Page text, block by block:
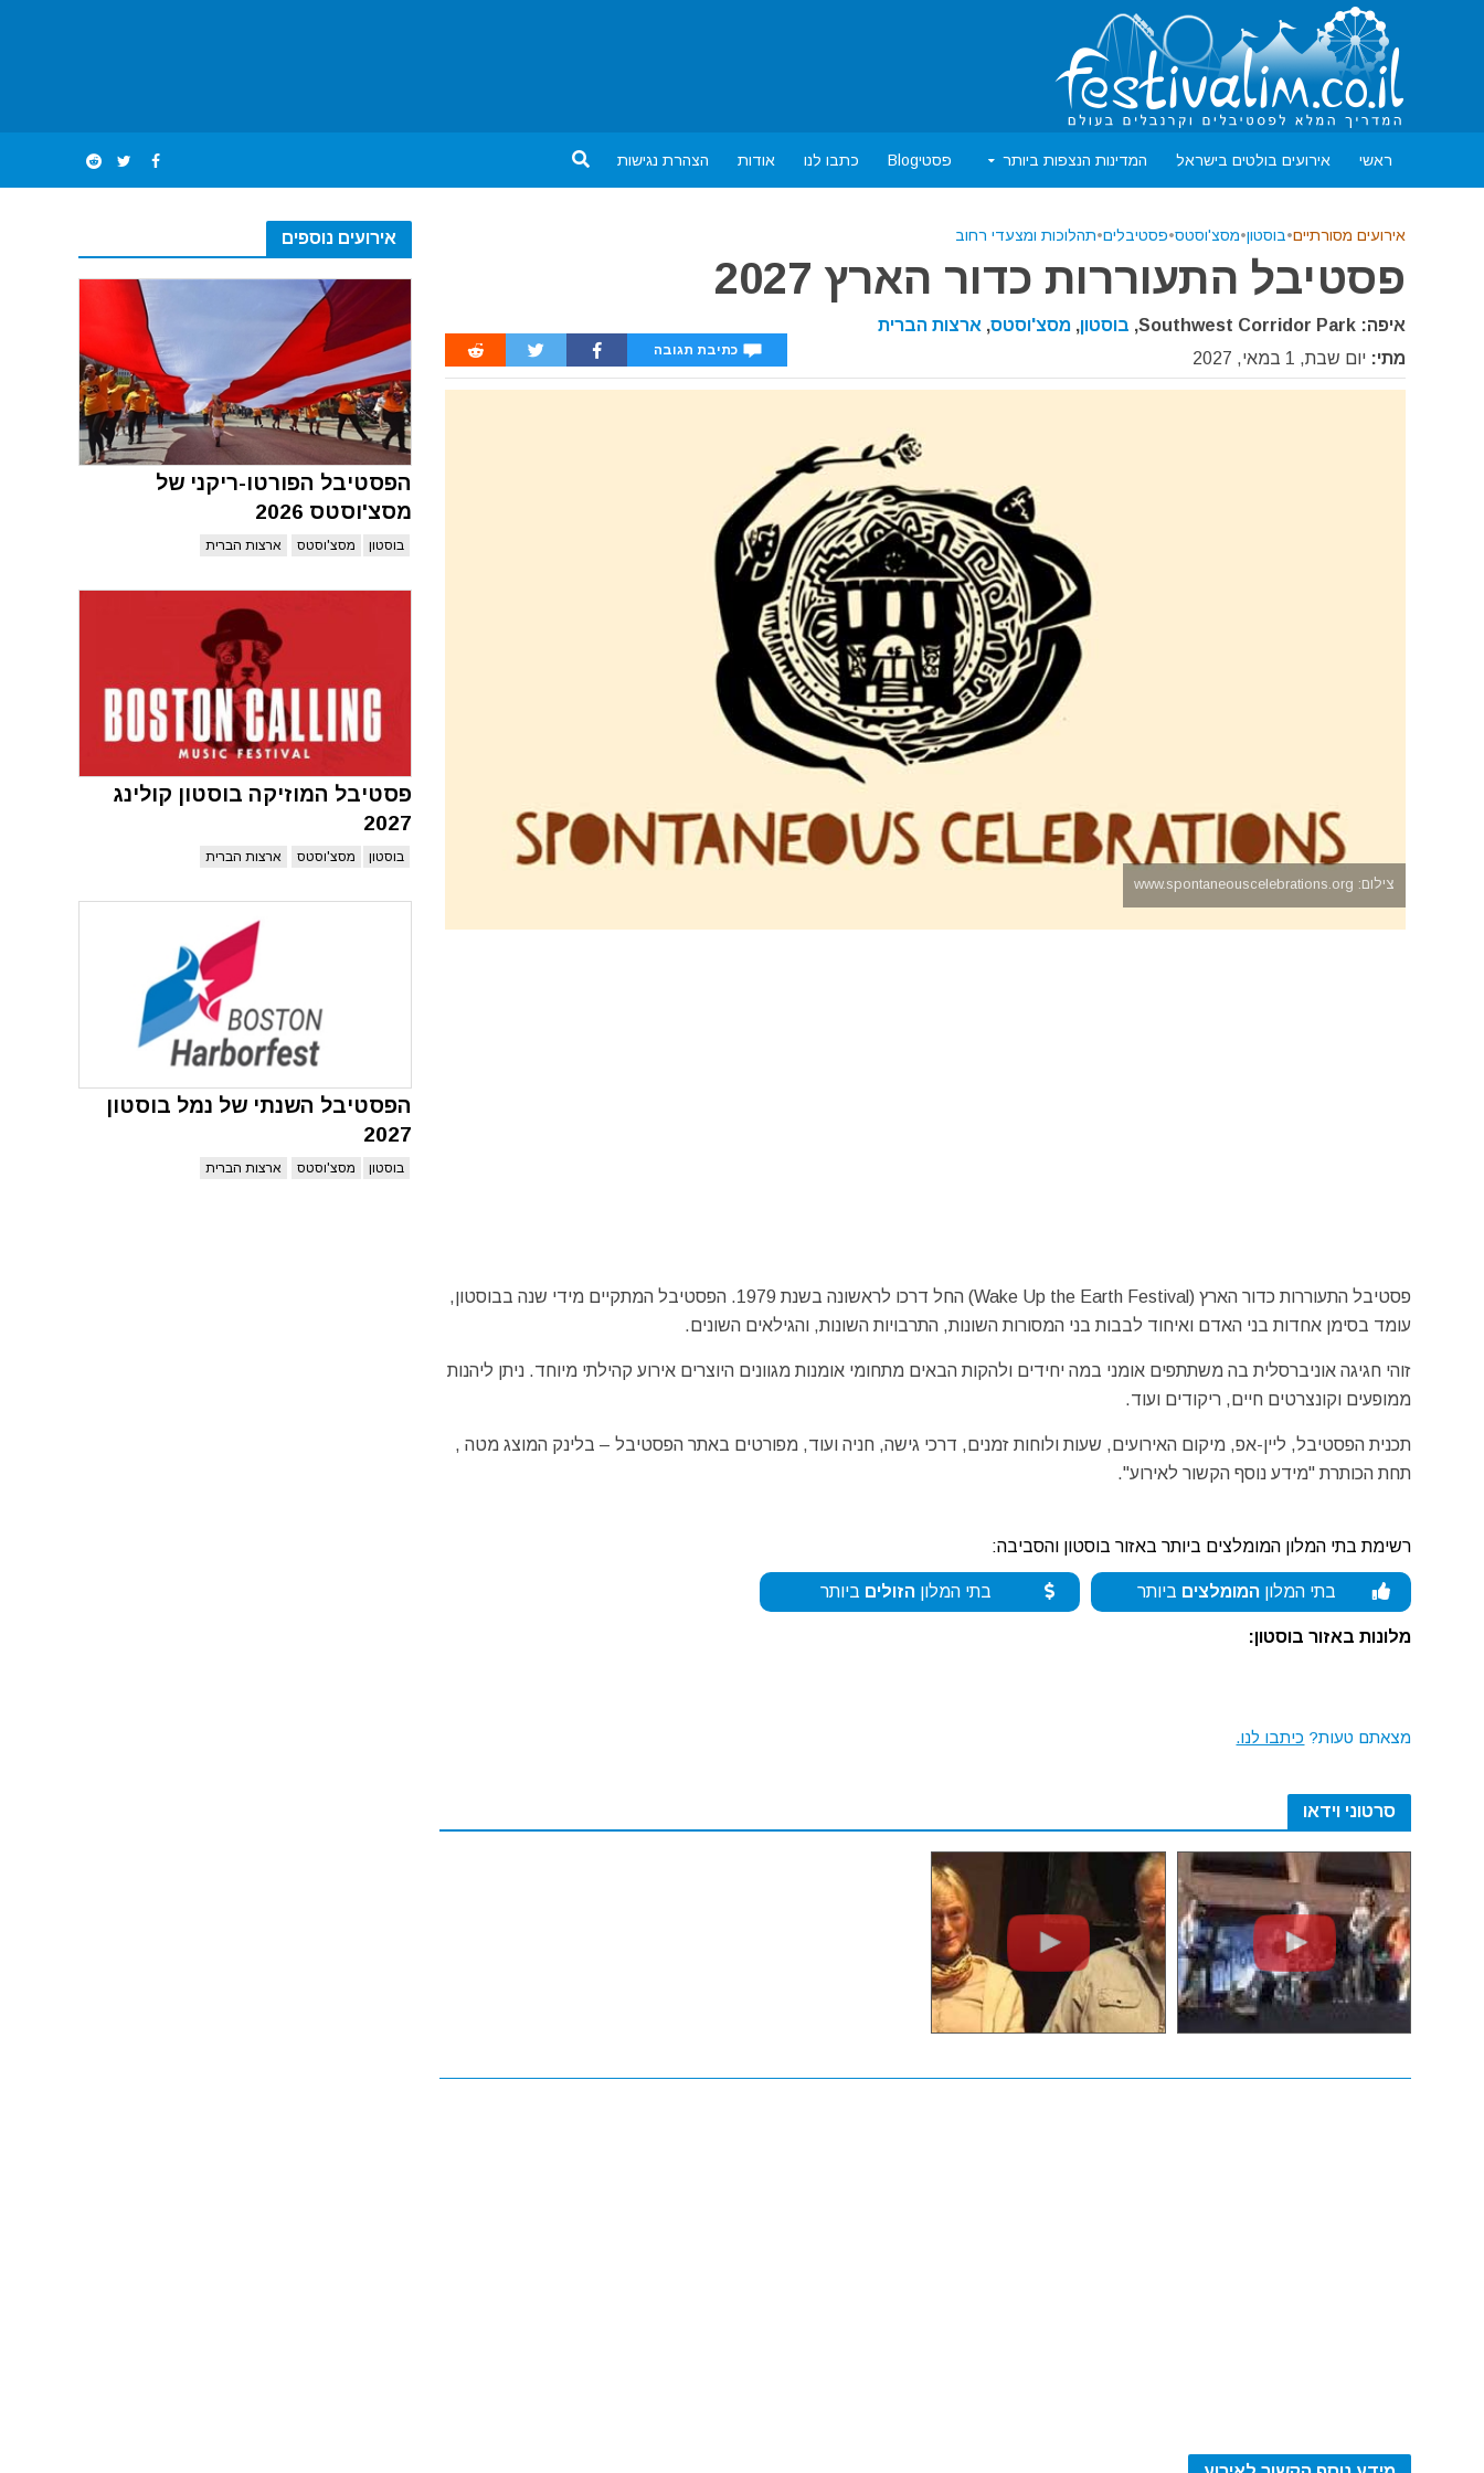
ראשי אירועים בולטים בישראל המדינות הנצפות ביותר פסטיBlog כתבו לנו אודות הצהרת נגישות
אירועים נוספים
הפסטיבל הפורטו-ריקני של
מסצ'וסטס 2026
בוסטון מסצ'וסטס ארצות הברית
פסטיבל המוזיקה בוסטון קולינג
2027
בוסטון מסצ'וסטס ארצות הברית
הפסטיבל השנתי של נמל בוסטון
2027
בוסטון מסצ'וסטס ארצות הברית
אירועים מסורתיים•בוסטון•מסצ'וסטס•פסטיבלים•תהלוכות ומצעדי רחוב
פסטיבל התעוררות כדור הארץ 2027
איפה: Southwest Corridor Park, בוסטון, מסצ'וסטס, ארצות הברית
מתי: יום שבת, 1 במאי, 2027 כתיבת תגובה
צילום: www.spontaneouscelebrations.org
פסטיבל התעוררות כדור הארץ (Wake Up the Earth Festival) החל דרכו לראשונה בשנת 1979. הפסטיבל המתקיים מידי שנה בבוסטון,
עומד בסימן אחדות בני האדם ואיחוד לבבות בני המסורות השונות, התרבויות השונות, והגילאים השונים.
זוהי חגיגה אוניברסלית בה משתתפים אומני במה יחידים ולהקות הבאים מתחומי אומנות מגוונים היוצרים אירוע קהילתי מיוחד. ניתן ליהנות
ממופעים וקונצרטים חיים, ריקודים ועוד.
תכנית הפסטיבל, ליין-אפ, מיקום האירועים, שעות ולוחות זמנים, דרכי גישה, חניה ועוד, מפורטים באתר הפסטיבל – בלינק המוצג מטה ,
תחת הכותרת "מידע נוסף הקשור לאירוע".
רשימת בתי המלון המומלצים ביותר באזור בוסטון והסביבה:
בתי המלון המומלצים ביותר בתי המלוןהזולים ביותר
מלונות באזור בוסטון:
מצאתם טעות? כיתבו לנו.
סרטוני וידאו